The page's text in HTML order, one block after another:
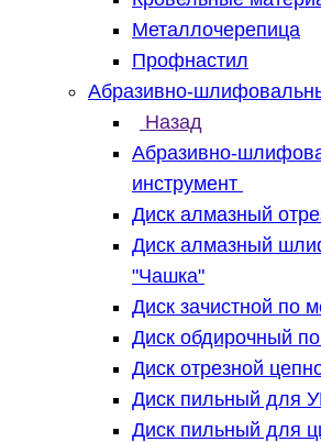
Металлочерепица
Профнастил
Абразивно-
Назад
Абразивно-
инструмент
Диск алмазный
Диск алмазный
"Чашка"
Диск зачистной по
Диск обдирочный
Диск отрезной
Диск пильный для
Диск пильный для